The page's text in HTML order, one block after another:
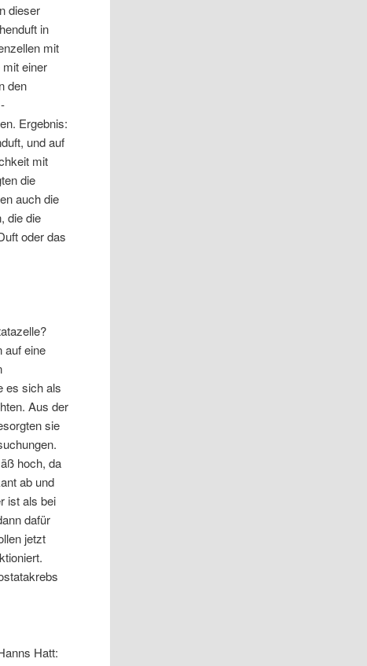
dieser
in
mit
einer
den
Ergebnis:
und auf
mit
die
auch die
die die
oder das
auf eine
es sich als
Aus der
sie
hoch, da
ab und
ist als bei
dafür
jetzt
Hatt: